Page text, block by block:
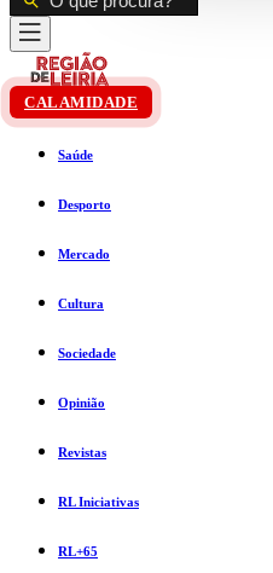
CALAMIDADE
Saúde
Desporto
Mercado
Cultura
Sociedade
Opinião
Revistas
RL Iniciativas
RL+65